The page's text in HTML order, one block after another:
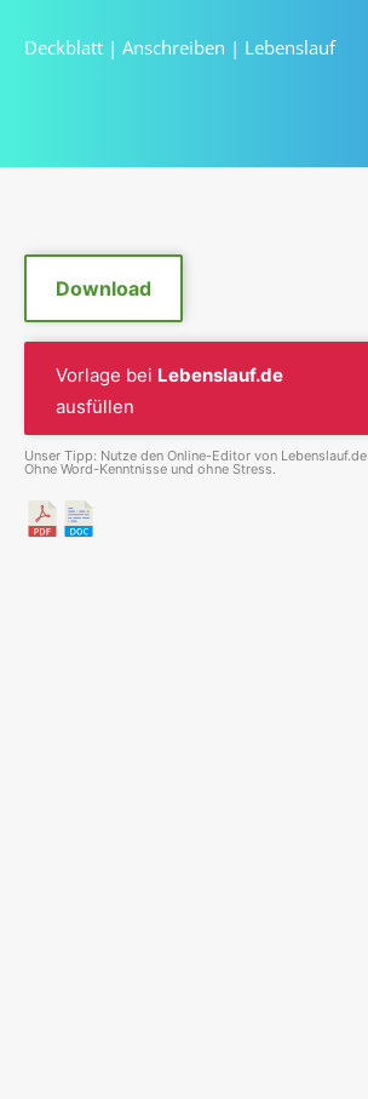
Deckblatt | Anschreiben | Lebenslauf
Download
Vorlage bei Lebenslauf.de
ausfüllen
Unser Tipp: Nutze den Online-Editor von Lebenslauf.de
Ohne Word-Kenntnisse und ohne Stress.